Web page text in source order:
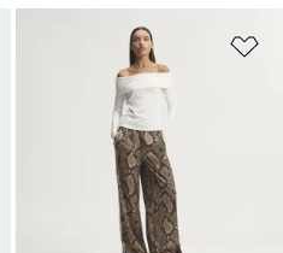
Zur Wunschliste hinzufügen